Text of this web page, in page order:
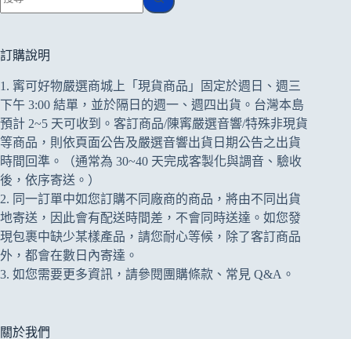
不
符
的
訂購說明
1. 寗可好物嚴選商城上「現貨商品」固定於週日、週三
下午 3:00 結單，並於隔日的週一、週四出貨。台灣本島
預計 2~5 天可收到。客訂商品/陳寗嚴選音響/特殊非現貨
等商品，則依頁面公告及嚴選音響出貨日期公告之出貨
時間回準。（通常為 30~40 天完成客製化與調音、驗收
後，依序寄送。）
2. 同一訂單中如您訂購不同廠商的商品，將由不同出貨
地寄送，因此會有配送時間差，不會同時送達。如您發
現包裹中缺少某樣產品，請您耐心等候，除了客訂商品
外，都會在數日內寄達。
3. 如您需要更多資訊，請參閱 團購條款 、 常見 Q&A 。
關於我們